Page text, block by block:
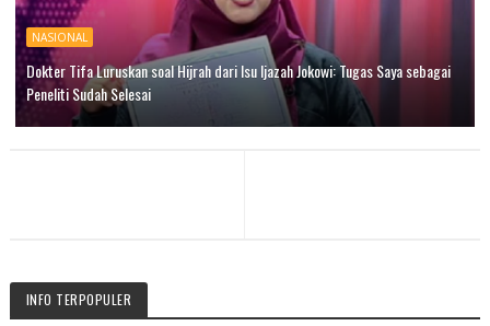
NASIONAL
Dokter Tifa Luruskan soal Hijrah dari Isu Ijazah Jokowi: Tugas Saya sebagai
Peneliti Sudah Selesai
INFO TERPOPULER